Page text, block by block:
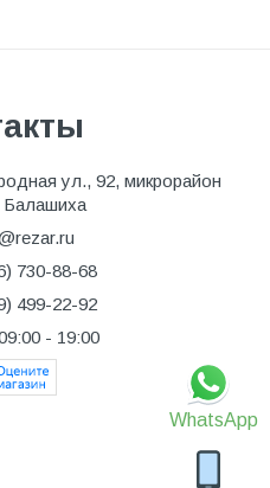
WhatsApp
ул., 92, микрорайон
730-88-68
499-22-92
- 19:00